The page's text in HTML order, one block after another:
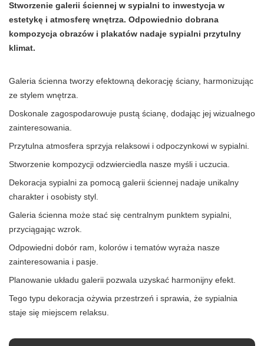
Stworzenie galerii ściennej w sypialni to inwestycja w
estetykę i atmosferę wnętrza. Odpowiednio dobrana
kompozycja obrazów i plakatów nadaje sypialni przytulny
klimat.
Galeria ścienna tworzy efektowną dekorację ściany, harmonizując
ze stylem wnętrza.
Doskonale zagospodarowuje pustą ścianę, dodając jej wizualnego
zainteresowania.
Przytulna atmosfera sprzyja relaksowi i odpoczynkowi w sypialni.
Stworzenie kompozycji odzwierciedla nasze myśli i uczucia.
Dekoracja sypialni za pomocą galerii ściennej nadaje unikalny
charakter i osobisty styl.
Galeria ścienna może stać się centralnym punktem sypialni,
przyciągając wzrok.
Odpowiedni dobór ram, kolorów i tematów wyraża nasze
zainteresowania i pasje.
Planowanie układu galerii pozwala uzyskać harmonijny efekt.
Tego typu dekoracja ożywia przestrzeń i sprawia, że sypialnia
staje się miejscem relaksu.